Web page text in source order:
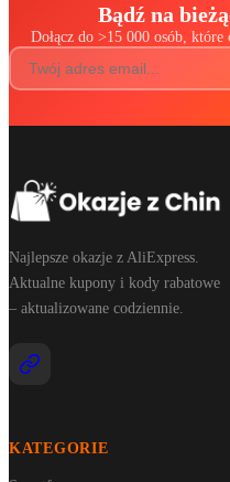
Bądź na
Dołącz do >15 000 osób, które
Najlepsze okazje z AliExpress.
Aktualne kupony i kody rabatowe
– aktualizowane codziennie.
KATEGORIE